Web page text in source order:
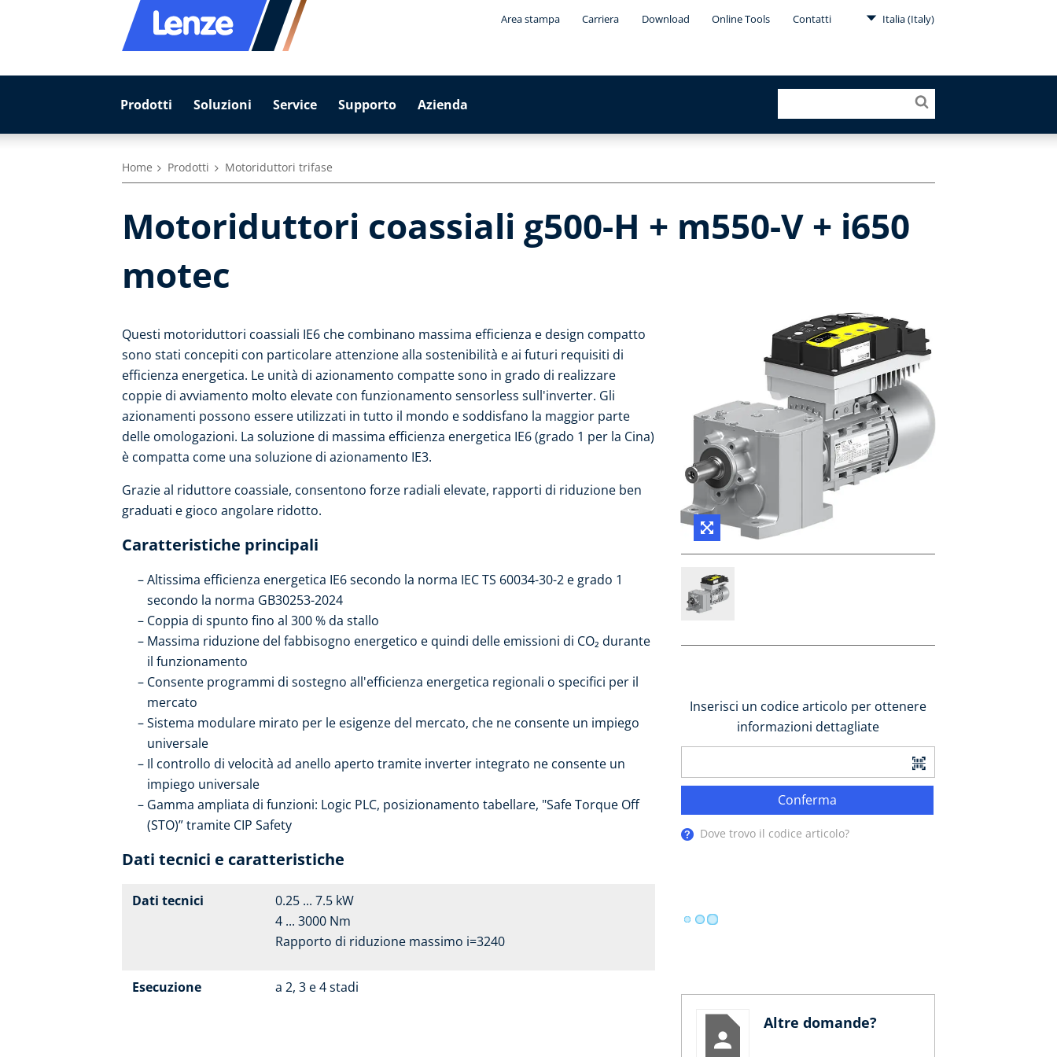
Area stampa Carriera Download Online Tools Contatti Italia (Italy)
Prodotti Soluzioni Service Supporto Azienda
Home Prodotti Motoriduttori trifase
Motoriduttori coassiali g500-H + m550-V + i650
motec
Questi motoriduttori coassiali IE6 che combinano massima efficienza e design compatto
sono stati concepiti con particolare attenzione alla sostenibilità e ai futuri requisiti di
efficienza energetica. Le unità di azionamento compatte sono in grado di realizzare
coppie di avviamento molto elevate con funzionamento sensorless sull'inverter. Gli
azionamenti possono essere utilizzati in tutto il mondo e soddisfano la maggior parte
delle omologazioni. La soluzione di massima efficienza energetica IE6 (grado 1 per la Cina)
è compatta come una soluzione di azionamento IE3.
Grazie al riduttore coassiale, consentono forze radiali elevate, rapporti di riduzione ben
graduati e gioco angolare ridotto.
Caratteristiche principali
Altissima efficienza energetica IE6 secondo la norma IEC TS 60034-30-2 e grado 1
secondo la norma GB30253-2024
Coppia di spunto fino al 300 % da stallo
Massima riduzione del fabbisogno energetico e quindi delle emissioni di CO₂ durante
il funzionamento
Consente programmi di sostegno all'efficienza energetica regionali o specifici per il
mercato
Sistema modulare mirato per le esigenze del mercato, che ne consente un impiego
universale
Il controllo di velocità ad anello aperto tramite inverter integrato ne consente un
impiego universale
Gamma ampliata di funzioni: Logic PLC, posizionamento tabellare, "Safe Torque Off
(STO)” tramite CIP Safety
Dati tecnici e caratteristiche
Dati tecnici
0.25 ... 7.5 kW
4 ... 3000 Nm
Rapporto di riduzione massimo i=3240
Esecuzione a 2, 3 e 4 stadi
Inserisci un codice articolo per ottenere
informazioni dettagliate
Conferma
Dove trovo il codice articolo?
Altre domande?